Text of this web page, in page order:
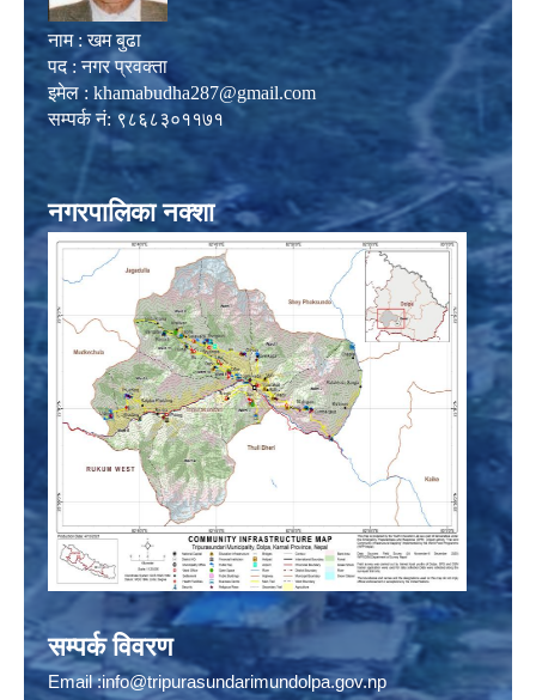
नाम : खम बुढा
पद : नगर प्रवक्ता
इमेल : khamabudha287@gmail.com
सम्पर्क नं: ९८६८३०११७१
नगरपालिका नक्शा
सम्पर्क विवरण
Email :info@tripurasundarimundolpa.gov.np